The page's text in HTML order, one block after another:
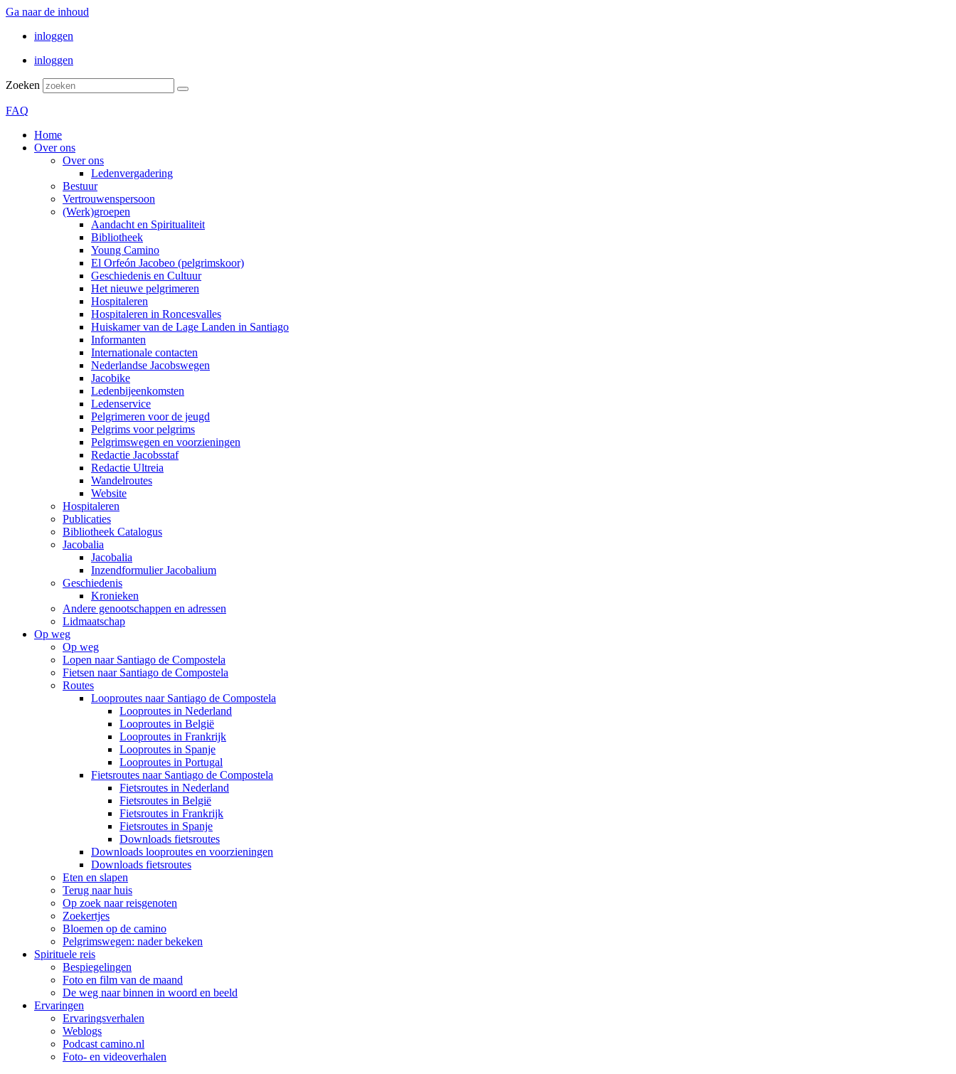
Ga naar de inhoud
inloggen
inloggen
Zoeken
FAQ
Home
Over ons
Over ons
Ledenvergadering
Bestuur
Vertrouwenspersoon
(Werk)groepen
Aandacht en Spiritualiteit
Bibliotheek
Young Camino
El Orfeón Jacobeo (pelgrimskoor)
Geschiedenis en Cultuur
Het nieuwe pelgrimeren
Hospitaleren
Hospitaleren in Roncesvalles
Huiskamer van de Lage Landen in Santiago
Informanten
Internationale contacten
Nederlandse Jacobswegen
Jacobike
Ledenbijeenkomsten
Ledenservice
Pelgrimeren voor de jeugd
Pelgrims voor pelgrims
Pelgrimswegen en voorzieningen
Redactie Jacobsstaf
Redactie Ultreia
Wandelroutes
Website
Hospitaleren
Publicaties
Bibliotheek Catalogus
Jacobalia
Jacobalia
Inzendformulier Jacobalium
Geschiedenis
Kronieken
Andere genootschappen en adressen
Lidmaatschap
Op weg
Op weg
Lopen naar Santiago de Compostela
Fietsen naar Santiago de Compostela
Routes
Looproutes naar Santiago de Compostela
Looproutes in Nederland
Looproutes in België
Looproutes in Frankrijk
Looproutes in Spanje
Looproutes in Portugal
Fietsroutes naar Santiago de Compostela
Fietsroutes in Nederland
Fietsroutes in België
Fietsroutes in Frankrijk
Fietsroutes in Spanje
Downloads fietsroutes
Downloads looproutes en voorzieningen
Downloads fietsroutes
Eten en slapen
Terug naar huis
Op zoek naar reisgenoten
Zoekertjes
Bloemen op de camino
Pelgrimswegen: nader bekeken
Spirituele reis
Bespiegelingen
Foto en film van de maand
De weg naar binnen in woord en beeld
Ervaringen
Ervaringsverhalen
Weblogs
Podcast camino.nl
Foto- en videoverhalen